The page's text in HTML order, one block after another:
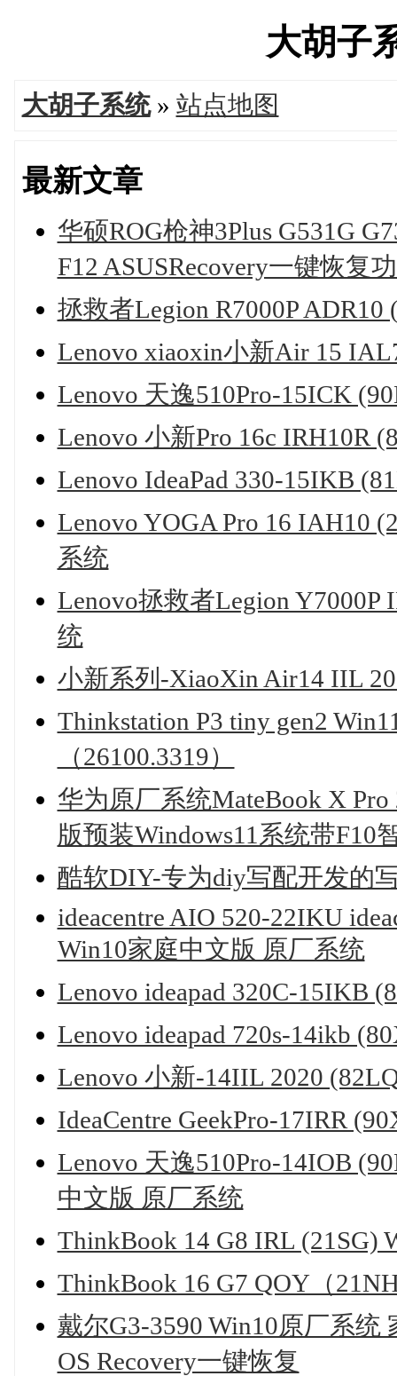
大胡子
大胡子系统» 站点地图
最新文章
华硕ROG枪神3Plus G531G
F12 ASUSRecovery一键恢复
拯救者Legion R7000P
Lenovo xiaoxin小新Air 15
Lenovo 天逸510Pro-15ICK
Lenovo 小新Pro 16c IRH10R
Lenovo IdeaPad 330-15IKB
Lenovo YOGA Pro 16 IAH10
系统
Lenovo拯救者Legion
统
小新系列-XiaoXin Air14 IIL
Thinkstation P3 tiny gen2
（26100.3319）
华为原厂系统MateBook X
版预装Windows11系统带F10
酷软DIY-专为diy写配开发的
ideacentre AIO 520-22IKU
Win10家庭中文版 原厂系统
Lenovo ideapad 320C-15IKB
Lenovo ideapad 720s-14ikb
Lenovo 小新-14IIL 2020
IdeaCentre GeekPro-17IRR
Lenovo 天逸510Pro-14IOB
中文版 原厂系统
ThinkBook 14 G8 IRL (21SG)
ThinkBook 16 G7 QOY（
戴尔G3-3590 Win10原厂系统
OS Recovery一键恢复